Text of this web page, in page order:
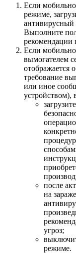
Если
режиме,
антивирусный
Выполните
рекомендации
Если
вымогателем
отображается
требование
или иное
устройством),
после
на
угроз;
режиме.